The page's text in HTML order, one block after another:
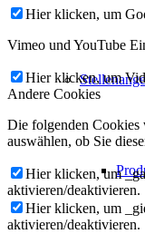
Hier klicken, um
Vimeo und YouTube
Hier klicken, um
Andere Cookies
Die folgenden Cookies
auswählen, ob Sie
Hier klicken, um
aktivieren/deaktivieren.
Hier klicken, um
aktivieren/deaktivieren.